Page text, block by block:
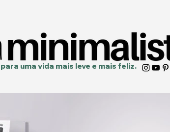
para uma vida mais leve e mais feliz.